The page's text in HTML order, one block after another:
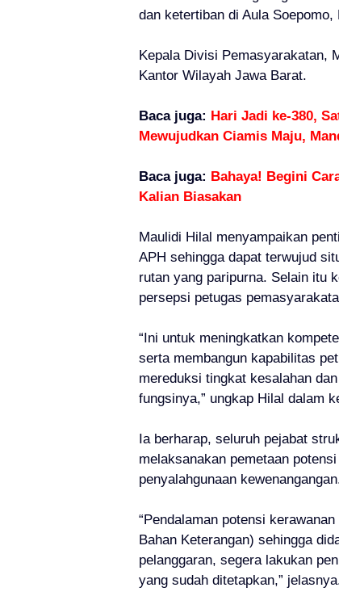
dan ketertiban di Aula
Kepala Divisi Pemasyarakatan,
Kantor Wilayah Jawa Barat.
Baca juga: Hari Jadi ke-380,
Mewujudkan Ciamis Maju,
Baca juga: Bahaya! Begini
Kalian Biasakan
Maulidi Hilal menyampaikan
APH sehingga dapat terwujud
rutan yang paripurna. Selain itu
persepsi petugas
“Ini untuk meningkatkan
serta membangun kapabilitas
mereduksi tingkat kesalahan
fungsinya,” ungkap Hilal dalam
Ia berharap, seluruh pejabat
melaksanakan pemetaan
penyalahgunaan
“Pendalaman potensi
Bahan Keterangan) sehingga
pelanggaran, segera lakukan
yang sudah ditetapkan,”